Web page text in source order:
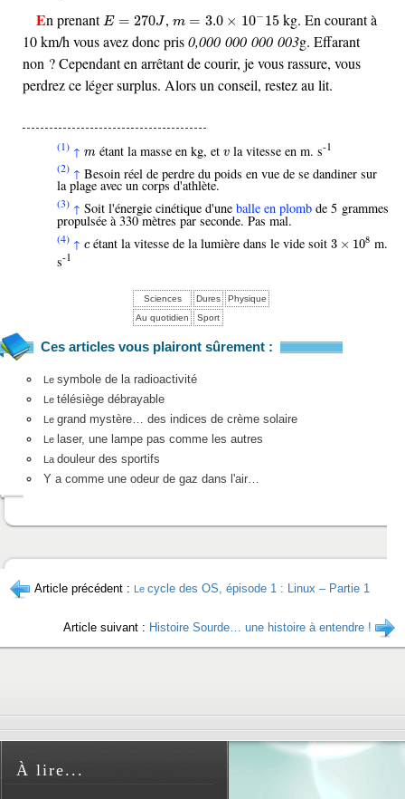
En prenantE = 270J
E=270J , m = 3.0 × 10− 15
3.0×10 − 15
kg. En courant à
10 km/h vous avez donc pris0,000 000 000 003g. Effarant
non ? Cependant en arrêtant de courir, je vous rassure, vous
perdrez ce léger surplus. Alors un conseil, restez au lit.
(1) ↑ m
m étant la masse en kg, et v
v la vitesse en m. s-1
(2) ↑ Besoin réel de perdre du poids en vue de se dandiner sur
la plage avec un corps d'athlète.
(3) ↑ Soit l'énergie cinétique d'une balle en plomb de 5 grammes
propulsée à 330 mètres par seconde. Pas mal.
(4) ↑ c
cétant la vitesse de la lumière dans le vide soit 3 × 108
3 108
m.
s-1
Sciences Dures
Physique
Au quotidien
Sport
Ces articles vous plairont sûrement :
Le symbole de la radioactivité
Le télésiège débrayable
Le grand mystère… des indices de crème solaire
Le laser, une lampe pas comme les autres
La douleur des sportifs
Y a comme une odeur de gaz dans l'air…
Article précédent : Le cycle des OS, épisode 1 : Linux – Partie 1
Article suivant : Histoire Sourde… une histoire à entendre !
À lire...